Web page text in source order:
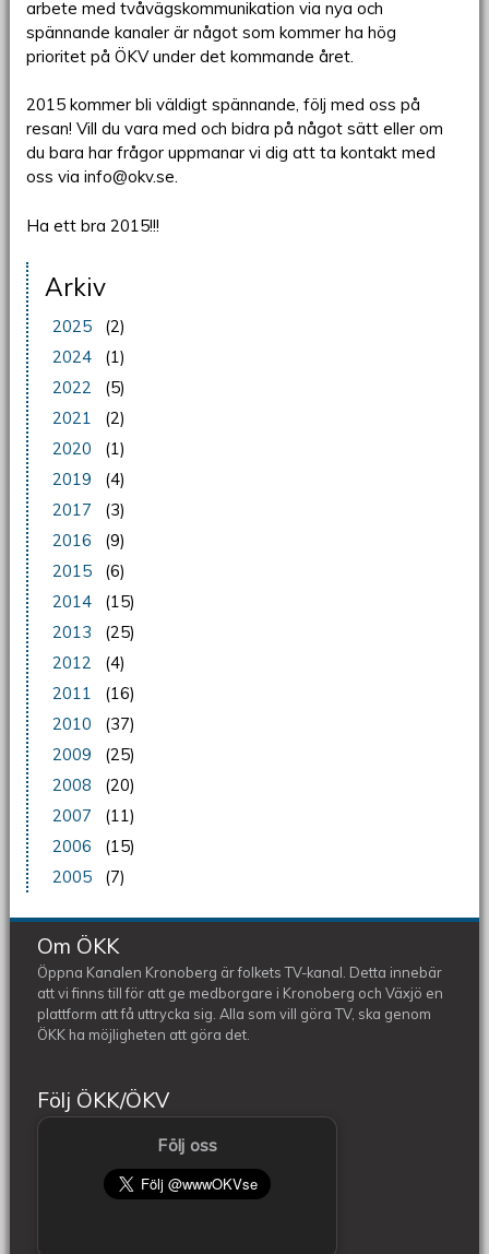
arbete med tvåvägskommunikation via nya och
spännande kanaler är något som kommer ha hög
prioritet på ÖKV under det kommande året.
2015 kommer bli väldigt spännande, följ med oss på
resan! Vill du vara med och bidra på något sätt eller om
du bara har frågor uppmanar vi dig att ta kontakt med
oss via info@okv.se.
Ha ett bra 2015!!!
Arkiv
2025
(2)
2024
(1)
2022
(5)
2021
(2)
2020
(1)
2019
(4)
2017
(3)
2016
(9)
2015
(6)
2014
(15)
2013
(25)
2012
(4)
2011
(16)
2010
(37)
2009
(25)
2008
(20)
2007
(11)
2006
(15)
2005
(7)
Om ÖKK
Öppna Kanalen Kronoberg är folkets TV-kanal. Detta innebär
att vi finns till för att ge medborgare i Kronoberg och Växjö en
plattform att få uttrycka sig. Alla som vill göra TV, ska genom
ÖKK ha möjligheten att göra det.
Följ ÖKK/ÖKV
Följ oss